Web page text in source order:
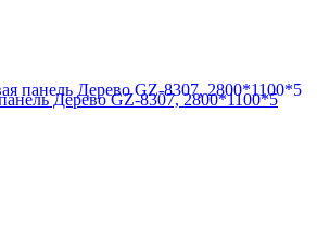
Дерево GZ-8307, 2800*1100*5